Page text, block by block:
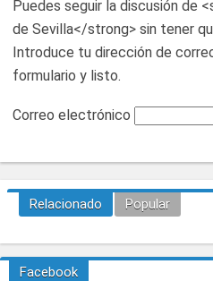
Puedes seguir la discusión de
de Sevilla</strong> sin tener
Introduce tu dirección de
formulario y listo.
Correo electrónico
Relacionado Popular
Facebook